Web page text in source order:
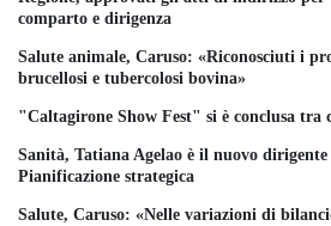
comparto e dirigenza
Salute animale, Caruso: «Riconosciuti i
brucellosi e tubercolosi bovina»
"Caltagirone Show Fest" si è conclusa tra
Sanità, Tatiana Agelao è il nuovo dirigente
Pianificazione strategica
Salute, Caruso: «Nelle variazioni di